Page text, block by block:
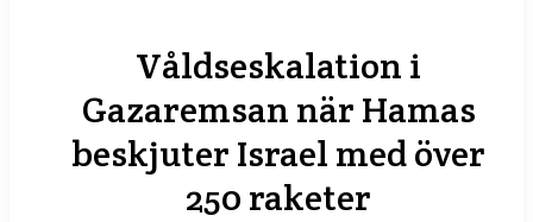
Våldseskalation i
Gazaremsan när Hamas
beskjuter Israel med över
250 raketer